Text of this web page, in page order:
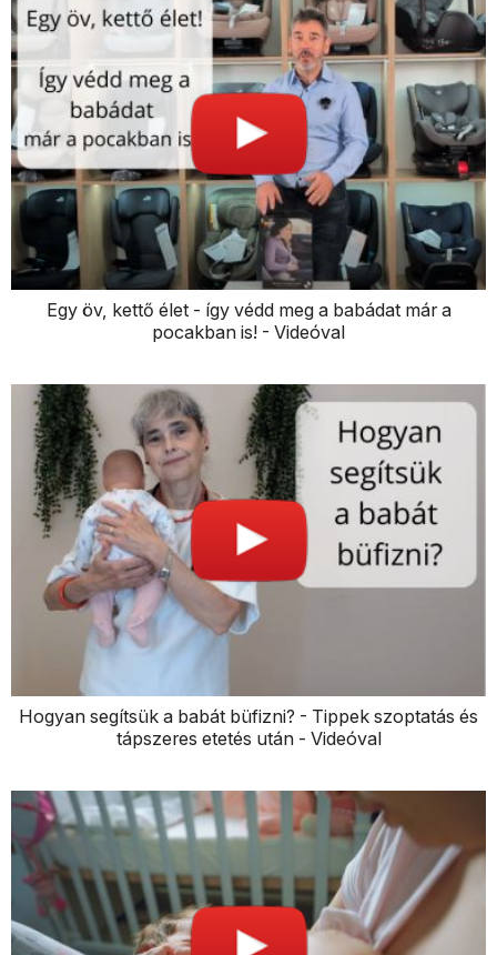
Egy öv, kettő élet - így védd meg a babádat már a
pocakban is! - Videóval
Hogyan segítsük a babát büfizni? - Tippek szoptatás és
tápszeres etetés után - Videóval